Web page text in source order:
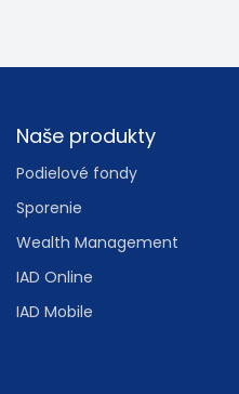
Footer
Naše produkty
Podielové fondy
Sporenie
Wealth Management
IAD Online
IAD Mobile